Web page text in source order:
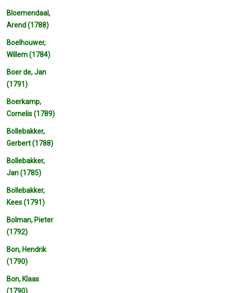
Bloemendaal,
Arend (1788)
Boelhouwer,
Willem (1784)
Boer de, Jan
(1791)
Boerkamp,
Cornelis (1789)
Bollebakker,
Gerbert (1788)
Bollebakker,
Jan (1785)
Bollebakker,
Kees (1791)
Bolman, Pieter
(1792)
Bon, Hendrik
(1790)
Bon, Klaas
(1790)